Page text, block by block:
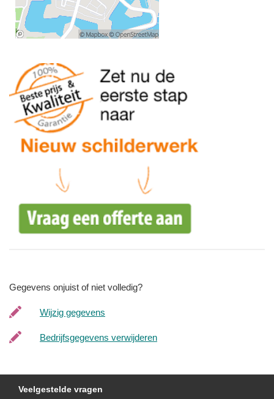
Gegevens onjuist of niet volledig?
Wijzig gegevens
Bedrijfsgegevens verwijderen
Veelgestelde vragen